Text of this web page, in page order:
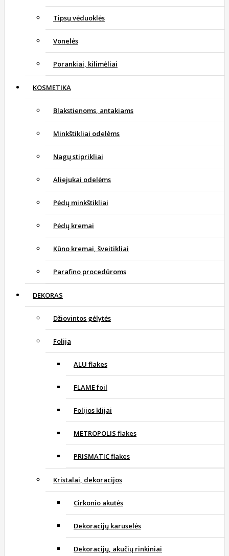
Tipsų vėduoklės
Vonelės
Porankiai, kilimėliai
KOSMETIKA
Blakstienoms, antakiams
Minkštikliai odelėms
Nagų stiprikliai
Aliejukai odelėms
Pėdų minkštikliai
Pėdų kremai
Kūno kremai, šveitikliai
Parafino procedūroms
DEKORAS
Džiovintos gėlytės
Folija
ALU flakes
FLAME foil
Folijos klijai
METROPOLIS flakes
PRISMATIC flakes
Kristalai, dekoracijos
Cirkonio akutės
Dekoracijų karuselės
Dekoracijų, akučių rinkiniai